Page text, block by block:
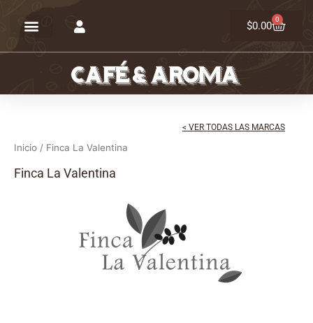
$0.00 0
Carrito
< VER TODAS LAS MARCAS
Inicio / Finca La Valentina
Finca La Valentina